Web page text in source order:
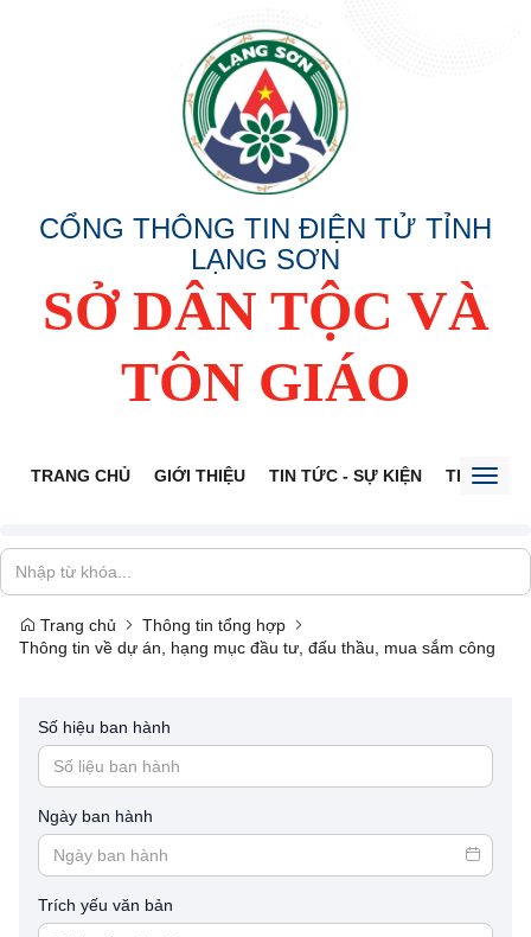
CỔNG THÔNG TIN ĐIỆN TỬ TỈNH
LẠNG SƠN
SỞ DÂN TỘC VÀ
TÔN GIÁO
TRANG CHỦ GIỚI THIỆU TIN TỨC - SỰ KIỆN THÔNG
Trang chủ
Thông tin tổng hợp
Thông tin về dự án, hạng mục đầu tư, đấu thầu, mua sắm công
Số hiệu ban hành
Ngày ban hành
Trích yếu văn bản